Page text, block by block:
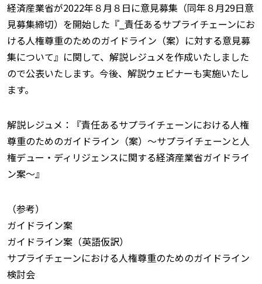
経済産業省が2022年８月８日に意見募集（同年８月29日意
見募集締切）を開始した『_責任あるサプライチェーンにお
ける人権尊重のためのガイドライン（案）に対する意見募
集について』に関して、解説レジュメを作成いたしました
ので公表いたします。今後、解説ウェビナーも実施いたし
ます。
解説レジュメ：『責任あるサプライチェーンにおける人権
尊重のためのガイドライン（案）〜サプライチェーンと人
権デュー・ディリジェンスに関する経済産業省ガイドライ
ン案〜』
（参考）
ガイドライン案
ガイドライン案（英語仮訳）
サプライチェーンにおける人権尊重のためのガイドライン
検討会